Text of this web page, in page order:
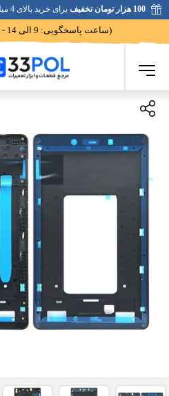
100 هزار تومان تخفیف برای خرید بالای 4 میلیون و 4 قلم کالا!
(ساعت پاسخگویی: 9 الی 14 - 17 الی 20)